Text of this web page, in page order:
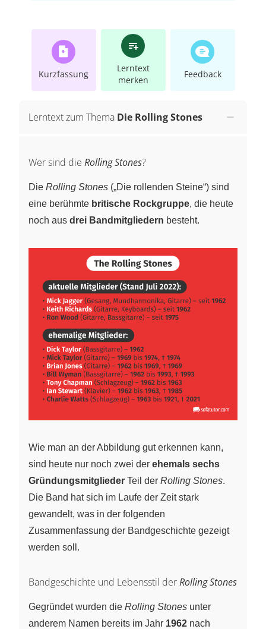
Kurzfassung
Lerntext
merken
Feedback
Lerntext zum Thema Die Rolling Stones
Wer sind die Rolling Stones?
Die Rolling Stones („Die rollenden Steine“) sind
eine berühmte britische Rockgruppe, die heute
noch aus drei Bandmitgliedern besteht.
Wie man an der Abbildung gut erkennen kann,
sind heute nur noch zwei der ehemals sechs
Gründungsmitglieder Teil der Rolling Stones.
Die Band hat sich im Laufe der Zeit stark
gewandelt, was in der folgenden
Zusammenfassung der Bandgeschichte gezeigt
werden soll.
Bandgeschichte und Lebensstil derRolling Stones
Gegründet wurden die Rolling Stones unter
anderem Namen bereits im Jahr 1962 nach